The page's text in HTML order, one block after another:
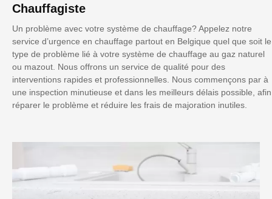
Chauffagiste
Un problème avec votre système de chauffage? Appelez notre
service d’urgence en chauffage partout en Belgique quel que soit le
type de problème lié à votre système de chauffage au gaz naturel
ou mazout. Nous offrons un service de qualité pour des
interventions rapides et professionnelles. Nous commençons par à
une inspection minutieuse et dans les meilleurs délais possible, afin
réparer le problème et réduire les frais de majoration inutiles.